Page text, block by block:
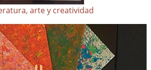
arte y creatividad